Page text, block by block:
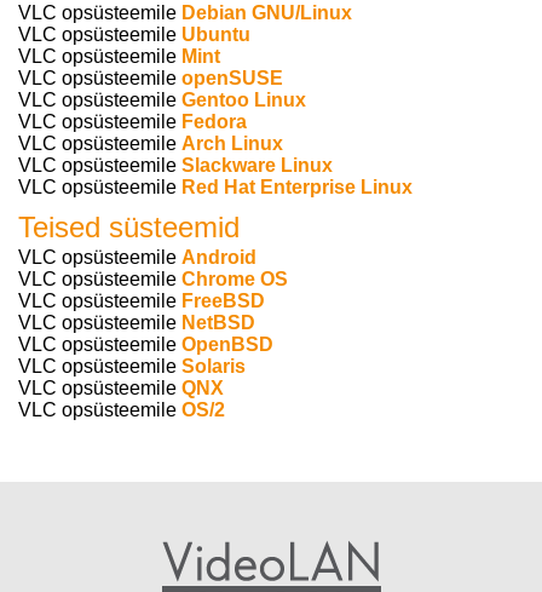
VLC opsüsteemile Debian GNU/Linux
VLC opsüsteemile Ubuntu
VLC opsüsteemile Mint
VLC opsüsteemile openSUSE
VLC opsüsteemile Gentoo Linux
VLC opsüsteemile Fedora
VLC opsüsteemile Arch Linux
VLC opsüsteemile Slackware Linux
VLC opsüsteemile Red Hat Enterprise Linux
Teised süsteemid
VLC opsüsteemile Android
VLC opsüsteemile Chrome OS
VLC opsüsteemile FreeBSD
VLC opsüsteemile NetBSD
VLC opsüsteemile OpenBSD
VLC opsüsteemile Solaris
VLC opsüsteemile QNX
VLC opsüsteemile OS/2